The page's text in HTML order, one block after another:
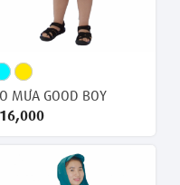
MƯA GOOD BOY
₫